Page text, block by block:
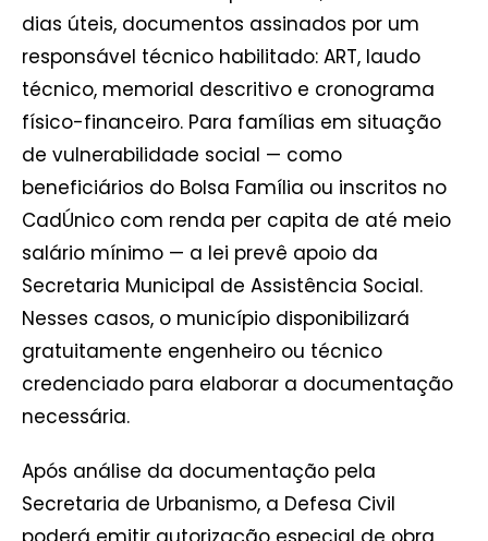
dias úteis, documentos assinados por um
responsável técnico habilitado: ART, laudo
técnico, memorial descritivo e cronograma
físico-financeiro. Para famílias em situação
de vulnerabilidade social — como
beneficiários do Bolsa Família ou inscritos no
CadÚnico com renda per capita de até meio
salário mínimo — a lei prevê apoio da
Secretaria Municipal de Assistência Social.
Nesses casos, o município disponibilizará
gratuitamente engenheiro ou técnico
credenciado para elaborar a documentação
necessária.
Após análise da documentação pela
Secretaria de Urbanismo, a Defesa Civil